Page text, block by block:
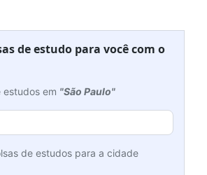
de estudo para você com o
estudos em "São Paulo"
de estudos para a cidade